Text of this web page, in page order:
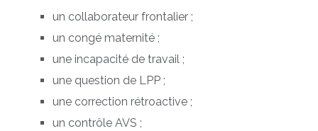
un collaborateur frontalier ;
un congé maternité ;
une incapacité de travail ;
une question de LPP ;
une correction rétroactive ;
un contrôle AVS ;